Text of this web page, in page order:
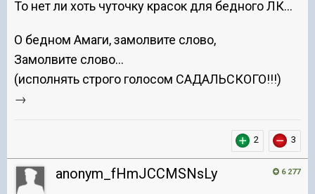
То нет ли хоть чуточку красок для бедного ЛК...
О бедном Амаги, замолвите слово,
Замолвите слово...
(исполнять строго голосом САДАЛЬСКОГО!!!)
→
2 3
6 277
anonym_fHmJCCMSNsLy